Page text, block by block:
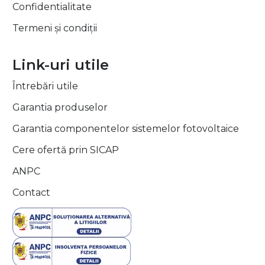
Confidentialitate
Termeni și condiții
Link-uri utile
Întrebări utile
Garantia produselor
Garantia componentelor sistemelor fotovoltaice
Cere ofertă prin SICAP
ANPC
Contact